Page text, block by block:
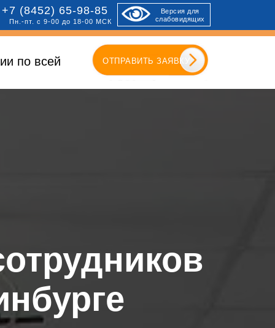
ОТПРАВИТЬ ЗАЯВКУ
+7 (8452) 65-98-85
Пн.-пт. с 9-00 до 18-00 МСК
Версия для
слабовидящих
по всей